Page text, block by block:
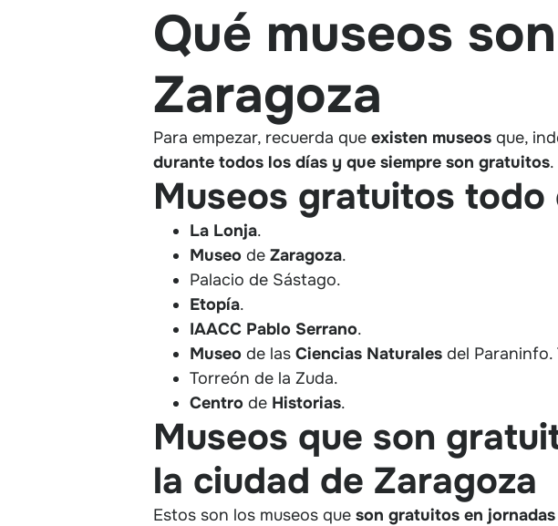
Qué museos
Zaragoza
Para empezar, recuerda que existen museos que,
durante todos los días y que siempre son gratuitos
Museos gratuitos todo
La Lonja.
Museo de Zaragoza.
Palacio de Sástago.
Etopía.
IAACC Pablo Serrano.
Museo de las Ciencias Naturales del Paraninfo.
Torreón de la Zuda.
Centro de Historias.
Museos que son
la ciudad de Zaragoza
Estos son los museos que son gratuitos en